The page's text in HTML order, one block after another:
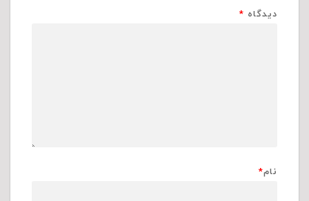
دیدگاه *
نام*